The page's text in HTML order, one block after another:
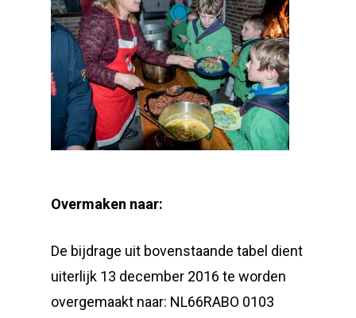
Overmaken naar:
De bijdrage uit bovenstaande tabel dient
uiterlijk 13 december 2016 te worden
overgemaakt naar: NL66RABO 0103